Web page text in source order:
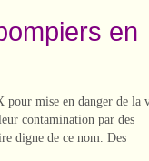
en
pour mise en danger de la
contamination par des
digne de ce nom. Des